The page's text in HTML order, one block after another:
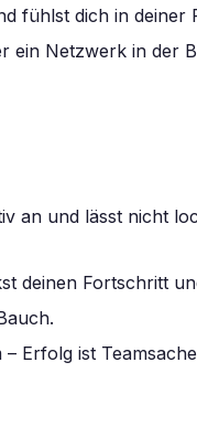
fühlst dich in deiner
ein Netzwerk in der
an und lässt nicht
deinen Fortschritt
Erfolg ist